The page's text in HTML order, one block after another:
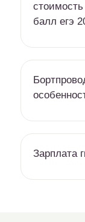
балл егэ
Зарплата